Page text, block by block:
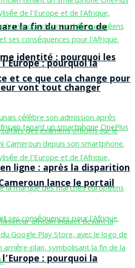
la fin du numéro de
identité : pourquoi les
vont tout changer
: pourquoi la
: pourquoi la
et ce que cela change pour
ligne : après la disparition
lance le portail